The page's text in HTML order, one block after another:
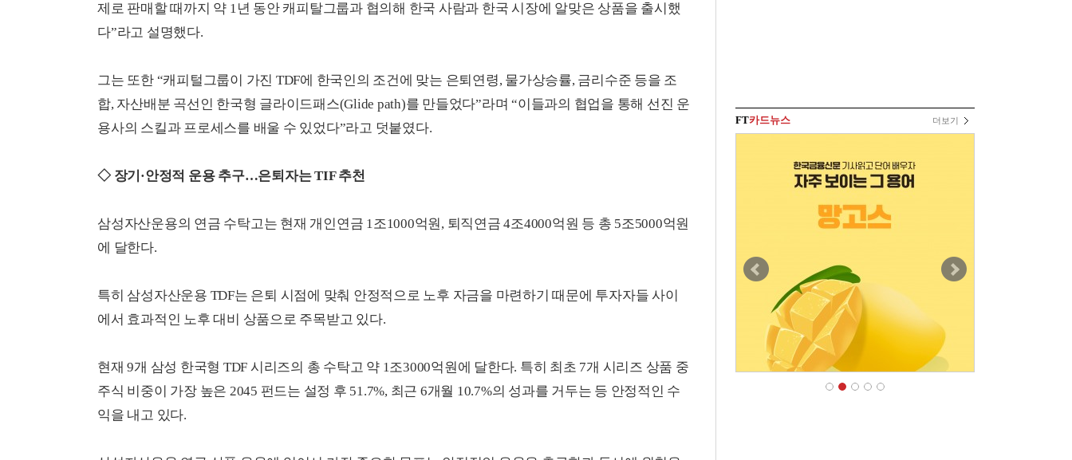
제로 판매할 때까지 약 1년 동안 캐피탈그룹과 협의해 한국 사람과 한국 시장에 알맞은 상품을 출시했
다”라고 설명했다.
그는 또한 “캐피털그룹이 가진 TDF에 한국인의 조건에 맞는 은퇴연령, 물가상승률, 금리수준 등을 조
합, 자산배분 곡선인 한국형 글라이드패스(Glide path)를 만들었다”라며 “이들과의 협업을 통해 선진 운
용사의 스킬과 프로세스를 배울 수 있었다”라고 덧붙였다.
◇ 장기·안정적 운용 추구…은퇴자는 TIF 추천
삼성자산운용의 연금 수탁고는 현재 개인연금 1조1000억원, 퇴직연금 4조4000억원 등 총 5조5000억원
에 달한다.
특히 삼성자산운용 TDF는 은퇴 시점에 맞춰 안정적으로 노후 자금을 마련하기 때문에 투자자들 사이
에서 효과적인 노후 대비 상품으로 주목받고 있다.
현재 9개 삼성 한국형 TDF 시리즈의 총 수탁고 약 1조3000억원에 달한다. 특히 최초 7개 시리즈 상품 중
주식 비중이 가장 높은 2045 펀드는 설정 후 51.7%, 최근 6개월 10.7%의 성과를 거두는 등 안정적인 수
익을 내고 있다.
FT카드뉴스 더보기